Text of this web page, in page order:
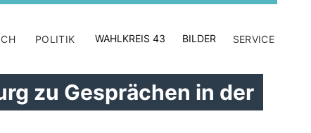
POLITIK WAHLKREIS 43 BILDER SERVICE
zu Gesprächen in der